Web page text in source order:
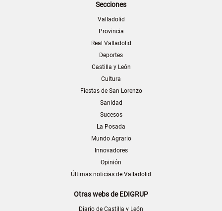
Secciones
Valladolid
Provincia
Real Valladolid
Deportes
Castilla y León
Cultura
Fiestas de San Lorenzo
Sanidad
Sucesos
La Posada
Mundo Agrario
Innovadores
Opinión
Últimas noticias de Valladolid
Otras webs de EDIGRUP
Diario de Castilla y León